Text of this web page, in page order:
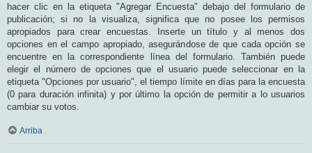
hacer clic en la etiqueta "Agregar Encuesta" debajo del formulario de
publicación; si no la visualiza, significa que no posee los permisos
apropiados para crear encuestas. Inserte un título y al menos dos
opciones en el campo apropiado, asegurándose de que cada opción se
encuentre en la correspondiente línea del formulario. También puede
elegir el número de opciones que el usuario puede seleccionar en la
etiqueta "Opciones por usuario", el tiempo límite en días para la encuesta
(0 para duración infinita) y por último la opción de permitir a lo usuarios
cambiar su votos.
Arriba